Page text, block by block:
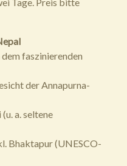
faszinierenden
der Annapurna-
a. seltene
Bhaktapur (UNESCO-